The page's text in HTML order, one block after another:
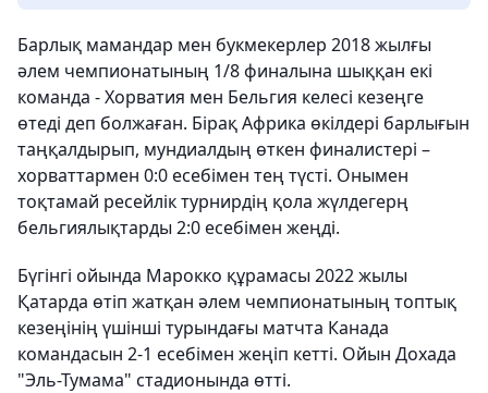
Барлық мамандар мен букмекерлер 2018 жылғы
әлем чемпионатының 1/8 финалына шыққан екі
команда - Хорватия мен Бельгия келесі кезеңге
өтеді деп болжаған. Бірақ Африка өкілдері барлығын
таңқалдырып, мундиалдың өткен финалистері –
хорваттармен 0:0 есебімен тең түсті. Онымен
тоқтамай ресейлік турнирдің қола жүлдегерң
бельгиялықтарды 2:0 есебімен жеңді.
Бүгінгі ойында Марокко құрамасы 2022 жылы
Қатарда өтіп жатқан әлем чемпионатының топтық
кезеңінің үшінші турындағы матчта Канада
командасын 2-1 есебімен жеңіп кетті. Ойын Дохада
"Эль-Тумама" стадионында өтті.